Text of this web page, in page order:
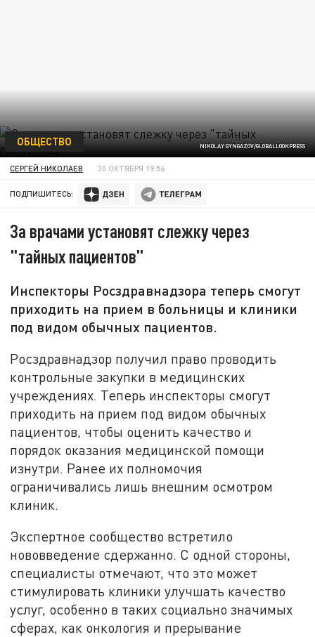
NIKOLAY GYNGAZOV/GLOBALLOOKPRESS
ОБЩЕСТВО
СЕРГЕЙ НИКОЛАЕВ 30 ОКТЯБРЯ 19:56
ПОДПИШИТЕСЬ:
За врачами установят слежку через
"тайных пациентов"
Инспекторы Росздравнадзора теперь смогут
приходить на прием в больницы и клиники
под видом обычных пациентов.
Росздравнадзор получил право проводить
контрольные закупки в медицинских
учреждениях. Теперь инспекторы смогут
приходить на прием под видом обычных
пациентов, чтобы оценить качество и
порядок оказания медицинской помощи
изнутри. Ранее их полномочия
ограничивались лишь внешним осмотром
клиник.
Экспертное сообщество встретило
нововведение сдержанно. С одной стороны,
специалисты отмечают, что это может
стимулировать клиники улучшать качество
услуг, особенно в таких социально значимых
сферах, как онкология и прерывание